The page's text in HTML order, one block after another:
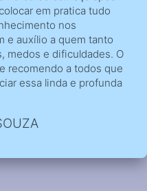
em pratica tudo
nos
e auxílio a quem tanto
medos e dificuldades. O
recomendo a todos que
essa linda e profunda